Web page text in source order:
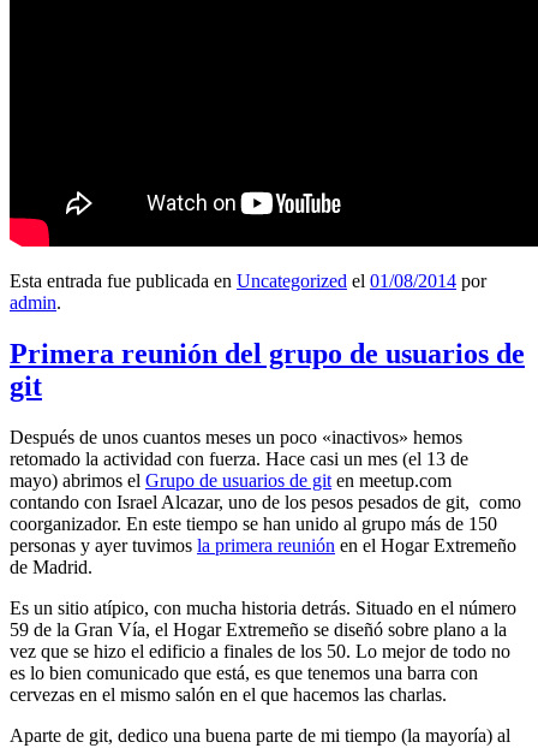
Esta entrada fue publicada en Uncategorized el 01/08/2014 por
admin.
Primera reunión del grupo de usuarios de
git
Después de unos cuantos meses un poco «inactivos» hemos
retomado la actividad con fuerza. Hace casi un mes (el 13 de
mayo) abrimos el Grupo de usuarios de git en meetup.com
contando con Israel Alcazar, uno de los pesos pesados de git, como
coorganizador. En este tiempo se han unido al grupo más de 150
personas y ayer tuvimos la primera reunión en el Hogar Extremeño
de Madrid.
Es un sitio atípico, con mucha historia detrás. Situado en el número
59 de la Gran Vía, el Hogar Extremeño se diseñó sobre plano a la
vez que se hizo el edificio a finales de los 50. Lo mejor de todo no
es lo bien comunicado que está, es que tenemos una barra con
cervezas en el mismo salón en el que hacemos las charlas.
Aparte de git, dedico una buena parte de mi tiempo (la mayoría) al